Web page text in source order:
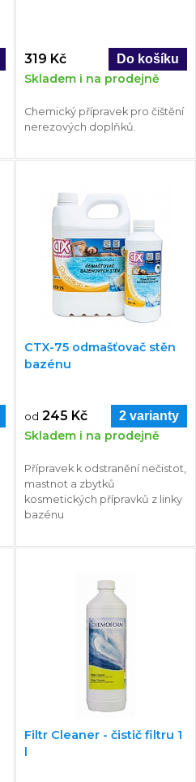
319 Kč
Skladem i na prodejně
Chemický přípravek pro čištění
nerezových doplňků.
CTX-75 odmašťovač stěn
bazénu
od 245 Kč 2 varianty
Skladem i na prodejně
Přípravek k odstranění nečistot,
mastnot a zbytků
kosmetických přípravků z linky
bazénu
Filtr Cleaner - čistič filtru 1
l